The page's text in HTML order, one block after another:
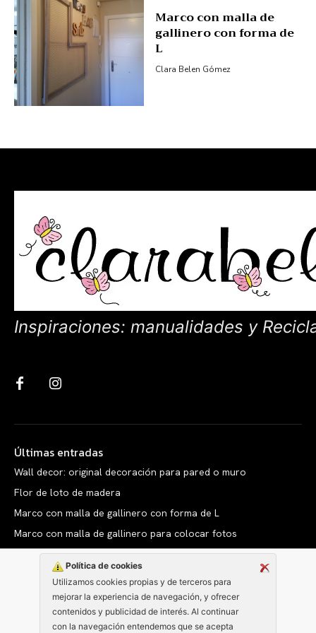
Política de cookies
Utilizamos cookies propias y de terceros para
mejorar la experiencia de navegación, y ofrecer
contenidos y publicidad de interés. Al continuar
con la navegación entendemos que se acepta
Marco con malla de
gallinero con forma de
L
Clara Belen Gómez
Inspiraciones: manualidades y
Últimas entradas
Wall decor: original decoración para pared o muro
Flor de loto de madera
Marco con malla de gallinero con forma de L
Marco con malla de gallinero para colocar fotos
Copyright © clarabelen.com